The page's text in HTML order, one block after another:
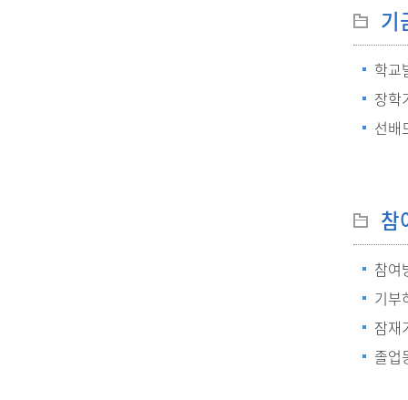
기
학교
장학
선배
참
참여
기부
잠재
졸업